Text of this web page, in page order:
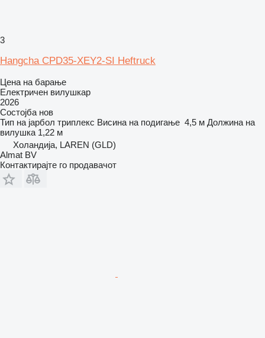
3
Hangcha CPD35-XEY2-SI Heftruck
Цена на барање
Електричен вилушкар
2026
Состојба нов
Тип на јарбол триплекс Висина на подигање 4,5 м Должина на
вилушка 1,22 м
Холандија, LAREN (GLD)
Almat BV
Контактирајте го продавачот